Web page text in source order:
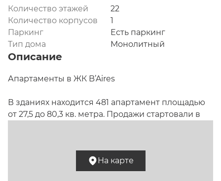
Количество этажей
22
Количество корпусов
1
Паркинг
Есть паркинг
Тип дома
Монолитный
Описание
Апартаменты в ЖК B’Aires
В зданиях находится 481 апартамент площадью
от 27,5 до 80,3 кв. метра. Продажи стартовали в
B’Aires – проект бизнес-класса общей
площадью 28,4 тыс. кв. метров, названный в
честь Буэнос-Айреса. Комплекс включает 18- и
На карте